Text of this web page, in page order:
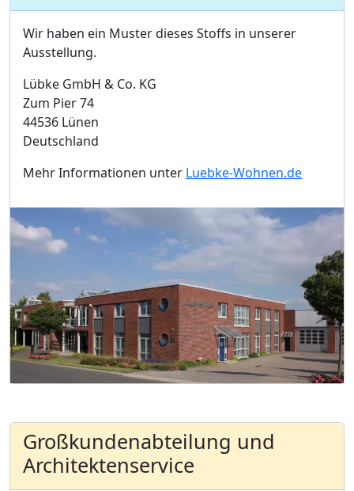
Wir haben ein Muster dieses Stoffs in unserer
Ausstellung.
Lübke GmbH & Co. KG
Zum Pier 74
44536 Lünen
Deutschland
Mehr Informationen unter Luebke-Wohnen.de
Großkundenabteilung und
Architektenservice